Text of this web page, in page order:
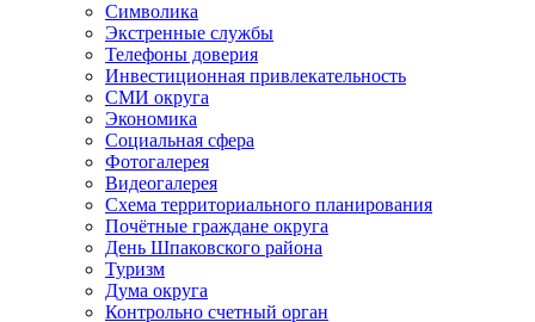
Символика
Экстренные службы
Телефоны доверия
Инвестиционная привлекательность
СМИ округа
Экономика
Социальная сфера
Фотогалерея
Видеогалерея
Схема территориального планирования
Почётные граждане округа
День Шпаковского района
Туризм
Дума округа
Контрольно счетный орган